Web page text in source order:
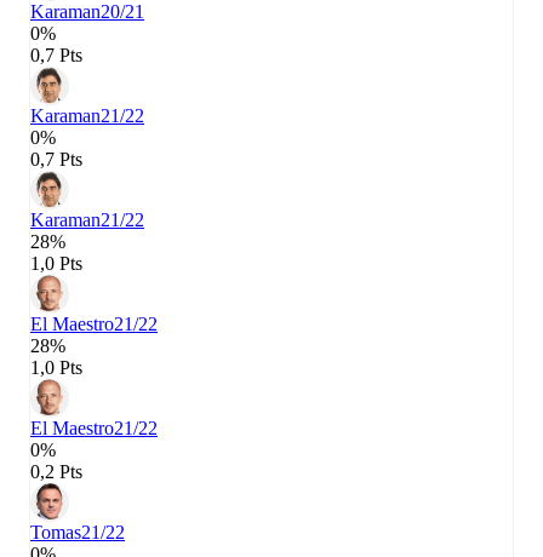
Karaman20/21
0%
0,7 Pts
Karaman21/22
0%
0,7 Pts
Karaman21/22
28%
1,0 Pts
El Maestro21/22
28%
1,0 Pts
El Maestro21/22
0%
0,2 Pts
Tomas21/22